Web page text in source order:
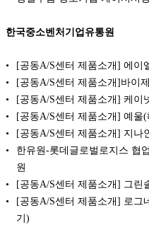
한국중소벤처기업유통원
[공동A/S센터 제품소개] 에이
[공동A/S센터 제품소개]바이
[공동A/S센터 제품소개] 케이
[공동A/S센터 제품소개] 예울
[공동A/S센터 제품소개] 지나
한유원-롯데글로벌로지스 협
원
[공동A/S센터 제품소개] 그린
[공동A/S센터 제품소개] 로그
기)